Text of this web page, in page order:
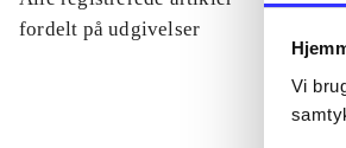
Vi
fordelt på udgivelser